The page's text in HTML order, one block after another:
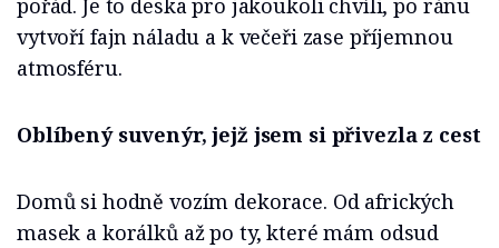
pořád. Je to deska pro jakoukoli chvíli, po ránu
vytvoří fajn náladu a k večeři zase příjemnou
atmosféru.
Oblíbený suvenýr, jejž jsem si přivezla z cest
Domů si hodně vozím dekorace. Od afrických
masek a korálků až po ty, které mám odsud